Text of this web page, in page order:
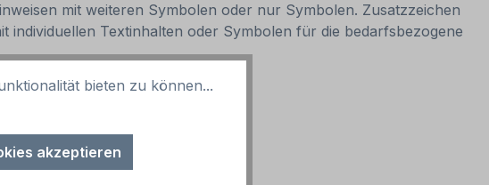
mit weiteren Symbolen oder nur Symbolen. Zusatzzeichen
Textinhalten oder Symbolen für die bedarfsbezogene
1028-33: bieten zu können...
akzeptieren